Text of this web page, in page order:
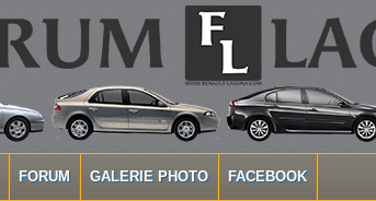
FORUM GALERIE PHOTO FACEBOOK